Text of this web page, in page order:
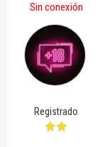
Sin conexión
Registrado